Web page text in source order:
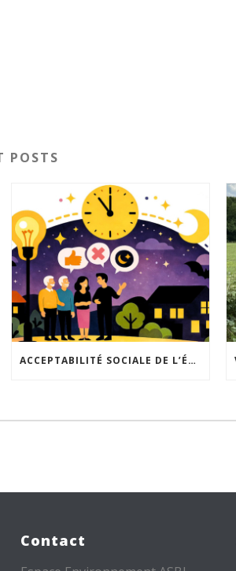
POSTS
ACCEPTABILITÉ SOCIALE DE L’ÉCLAIRAGE NOCTURNE : LE REPLAY EST DISPONIBLE
Contact